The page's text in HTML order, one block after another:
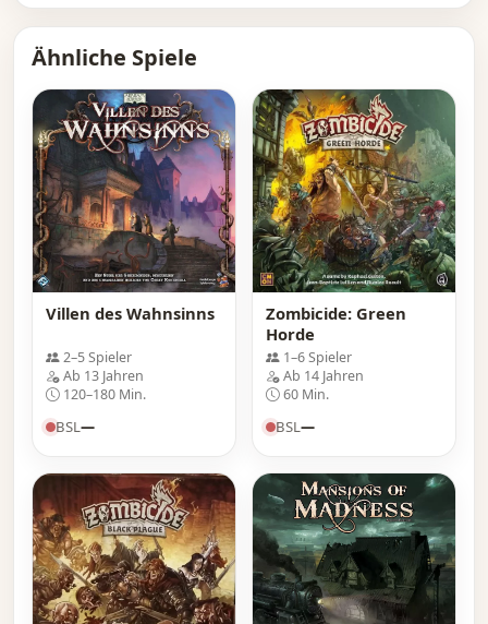
Ähnliche Spiele
Villen des Wahnsinns
2–5 Spieler
Ab 13 Jahren
120–180 Min.
BSL—
Zombicide: Green
Horde
1–6 Spieler
Ab 14 Jahren
60 Min.
BSL—